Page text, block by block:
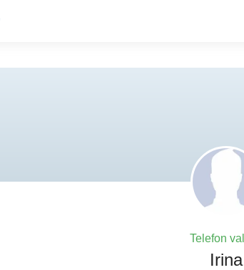
Telefon
Irina